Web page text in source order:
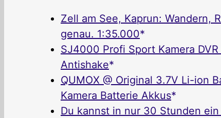
Zell am See, Kaprun: Wandern,
genau. 1:35.000
SJ4000 Profi Sport Kamera
Antishake
QUMOX @ Original 3.7V Li-ion
Kamera Batterie Akkus
Du kannst in nur 30 Stunden